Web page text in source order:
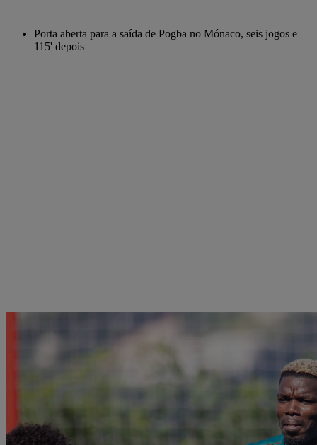
Porta aberta para a saída de Pogba no Mónaco, seis jogos e
115' depois